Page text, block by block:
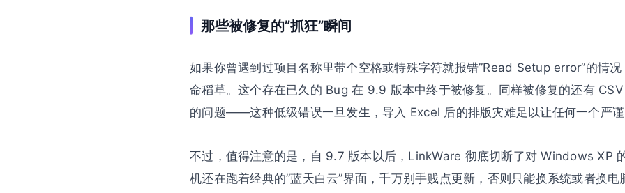
那些被修复的”抓狂”瞬间
如果你曾遇到过项目名称里带个空格或特殊字符就报错”Read Setup error”的情
命稻草。这个存在已久的 Bug 在 9.9 版本中终于被修复。同样被修复的还有
的问题——这种低级错误一旦发生，导入 Excel 后的排版灾难足以让任何一个严谨
不过，值得注意的是，自 9.7 版本以后，LinkWare 彻底切断了对 Windows XP
机还在跑着经典的”蓝天白云”界面，千万别手贱点更新，否则只能换系统或者换